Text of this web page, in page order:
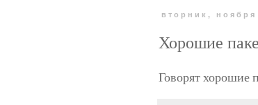
вторник, ноября
Хорошие
Говорят хорошие